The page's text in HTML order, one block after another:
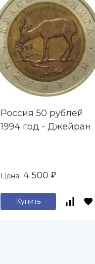
Россия 50 рублей
1994 год - Джейран
Цена: 4 500 ₽
Купить